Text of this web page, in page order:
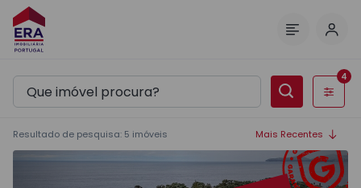
Filtros
4
Resultado de pesquisa: 5 imóveis Mais Recentes
Apartamento T2 Ribeira Grande, Calhetas - 1562735 - 35